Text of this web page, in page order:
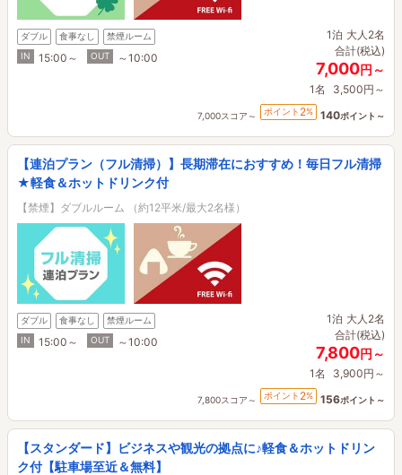
ダブル 食事なし
禁煙ルーム
IN
15:00～ OUT ～10:00
1泊 大人2名
合計(税込)
7,000円～
1名 3,500円～
7,000スコア～ ポイント 2% 140ポイント～
【連泊プラン（フル清掃）】長期滞在におすすめ！毎日フル清掃
★軽食＆ホットドリンク付
【禁煙】ダブルルーム （約12平米/最大2名様）
ダブル 食事なし
禁煙ルーム
IN
15:00～ OUT ～10:00
1泊 大人2名
合計(税込)
7,800円～
1名 3,900円～
7,800スコア～ ポイント 2% 156ポイント～
【スタンダード】ビジネスや観光の拠点に♪軽食＆ホットドリン
ク付【駐車場至近＆無料】